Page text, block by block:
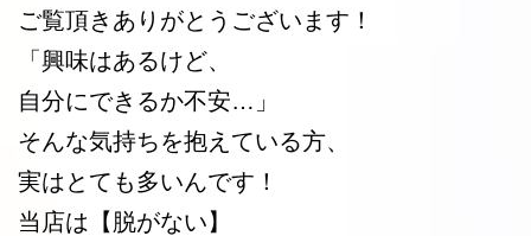
ご覧頂きありがとうございます！
「興味はあるけど、
自分にできるか不安…」
そんな気持ちを抱えている方、
実はとても多いんです！
当店は【脱がない】